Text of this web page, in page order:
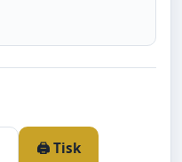
🖨️ Tisk